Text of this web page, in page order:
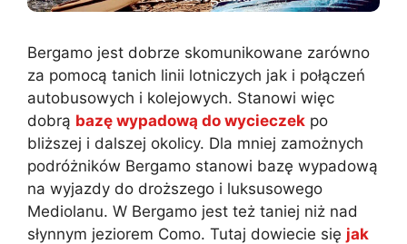
Bergamo jest dobrze skomunikowane zarówno
za pomocą tanich linii lotniczych jak i połączeń
autobusowych i kolejowych. Stanowi więc
dobrą bazę wypadową do wycieczek po
bliższej i dalszej okolicy. Dla mniej zamożnych
podróżników Bergamo stanowi bazę wypadową
na wyjazdy do droższego i luksusowego
Mediolanu. W Bergamo jest też taniej niż nad
słynnym jeziorem Como. Tutaj dowiecie się jak